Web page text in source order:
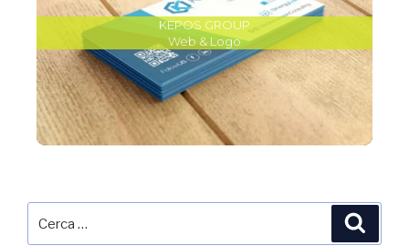
KEPOS GROUP
Web & Logo